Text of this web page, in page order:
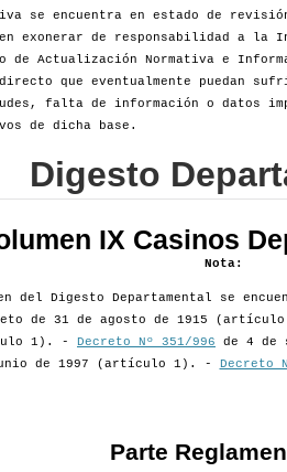
se encuentra en estado de
exonerar de responsabilidad a la
de Actualización Normativa e
que eventualmente puedan
falta de información o datos
de dicha base.
Digesto
IX Casinos
Nota:
del Digesto Departamental se
de 31 de agosto de 1915
1). -
Decreto Nº 351/996 de 4 de
de 1997 (artículo 1). - Decreto
Parte